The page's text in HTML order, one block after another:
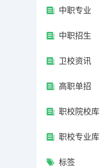
中职专业
中职招生
卫校资讯
高职单招
职校院校库
职校专业库
标签